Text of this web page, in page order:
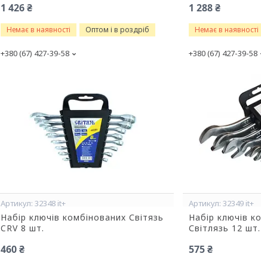
1 426 ₴
Немає в наявності Оптом і в роздріб
+380 (67) 427-39-58
1 288 ₴
Немає в наявності
+380 (67) 427-39-58
32348 it+
Набір ключів комбінованих Світязь
CRV 8 шт.
460 ₴
32349 it+
Набір ключів
Світлязь 12 шт.
575 ₴